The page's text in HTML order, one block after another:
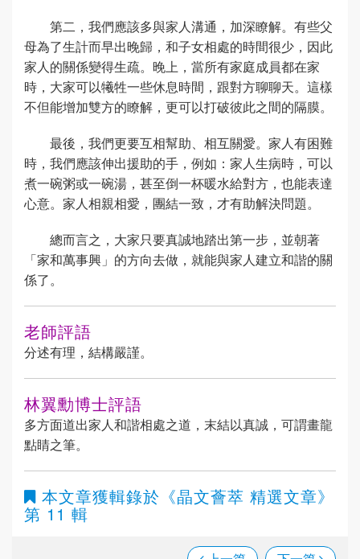
第二，我們應該多與家人溝通，加深瞭解。有些父
母為了生計而早出晚歸，和子女相處的時間很少，因此
家人的關係變得生疏。晚上，當所有家庭成員都在家
時，大家可以犧牲一些休息時間，跟對方聊聊天。這樣
不但能增加雙方的瞭解，更可以打破彼此之間的隔膜。
最後，我們更要互相幫助、相互關愛。家人有困難
時，我們應該伸出援助的手，例如：家人生病時，可以
煮一碗粥或一碗湯，甚至倒一杯暖水給對方，也能表達
心意。家人相親相愛，團結一致，才有助解決問題。
總而言之，大家只要真誠地踏出第一步，並朝著
「家和萬事興」的方向去做，就能與家人建立和諧的關
係了。
老師評語
分述有理，結構嚴謹。
林翼勳博士評語
多方面道出家人和諧相處之道，末結以真誠，可謂畫龍
點睛之筆。
本文章獲輯錄於 《晶文薈萃 精選文章》
第 11 輯